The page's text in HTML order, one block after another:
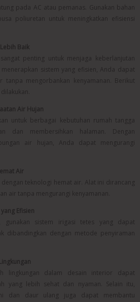
pada AC atau pemanas. Gunakan bahan
poliuretan untuk meningkatkan efisiensi
Baik
penting untuk menjaga keberlanjutan
sistem yang efisien, Anda dapat
tanpa mengorbankan kenyamanan. Berikut
Air Hujan
untuk berbagai kebutuhan rumah tangga
dan membersihkan halaman. Dengan
air hujan, Anda dapat mengurangi
Air
teknologi hemat air. Alat ini dirancang
air tanpa mengurangi kenyamanan.
Efisien
gunakan sistem irigasi tetes yang dapat
dibandingkan dengan metode penyiraman
lingkungan dalam desain interior dapat
yang lebih sehat dan nyaman. Selain itu,
dan daur ulang juga dapat membantu